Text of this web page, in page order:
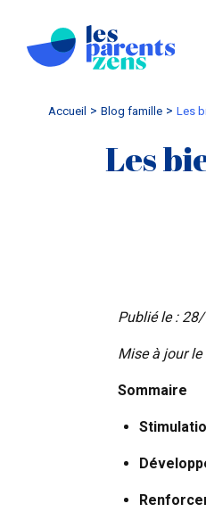
Accueil blog famille Les
Les
Publié le :
Mise à jour
Sommaire